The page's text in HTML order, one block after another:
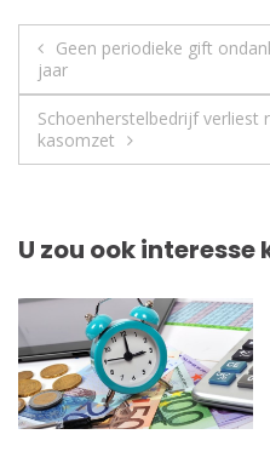
Geen periodieke gift
jaar
Schoenherstelbedrijf verliest
kasomzet
U zou ook interesse